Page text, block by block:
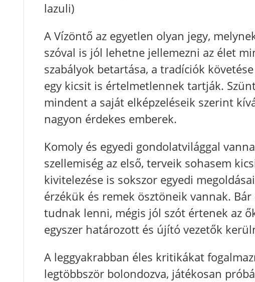
lazuli)
A Vízöntő az egyetlen olyan jegy,
szóval is jól lehetne jellemezni az élet
szabályok betartása, a tradíciók
egy kicsit is értelmetlennek tartják.
mindent a saját elképzeléseik szerint
nagyon érdekes emberek.
Komoly és egyedi gondolatvilággal
szellemiség az első, terveik sohasem
kivitelezése is sokszor egyedi
érzékük és remek ösztöneik vannak.
tudnak lenni, mégis jól szót értenek az
egyszer határozott és újító vezetők
A leggyakrabban éles kritikákat
legtöbbször bolondozva, játékosan